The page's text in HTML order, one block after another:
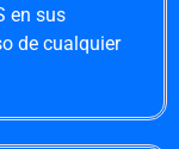
en sus
de cualquier